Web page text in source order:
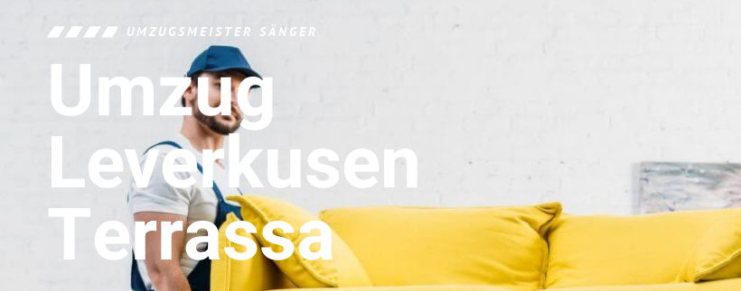
UMZUGSMEISTER SÄNGER
Umzug
Leverkusen
Terrassa